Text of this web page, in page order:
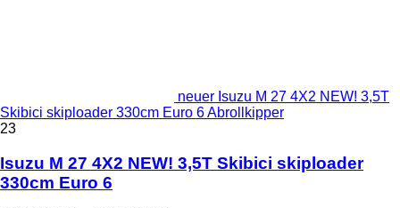
neuer Isuzu M 27 4X2 NEW! 3,5T
Skibici skiploader 330cm Euro 6 Abrollkipper
23
Isuzu M 27 4X2 NEW! 3,5T Skibici skiploader
330cm Euro 6